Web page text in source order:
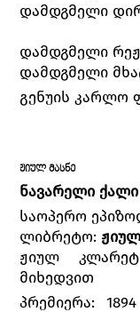
დამდგმელი
დამდგმელი
დამდგმელი
გენუის კარლო
ᲟᲘᲣᲚ ᲛᲐᲡᲜᲔ
ნავარელი ქალი
საოპერო
ლიბრეტო:
ჟიულ
მიხედვით
პრემიერა: